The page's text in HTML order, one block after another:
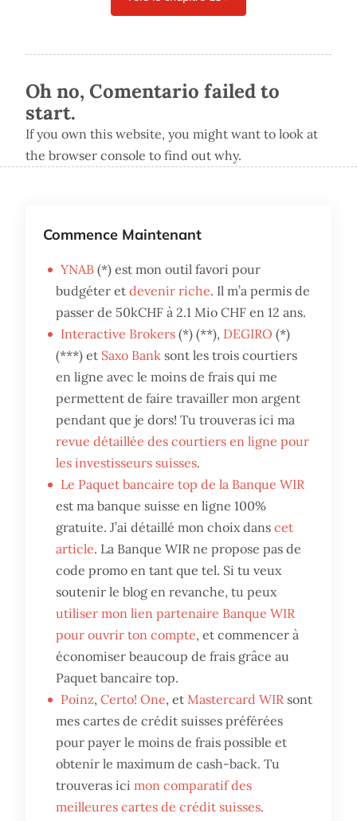
Oh no, Comentario failed to
start.
If you own this website, you might want to look at
the browser console to find out why.
Commence Maintenant
YNAB (*) est mon outil favori pour
budgéter etdevenir riche. Il m’a permis de
passer de 50kCHF à 2.1 Mio CHF en 12 ans.
Interactive Brokers (*) (**), DEGIRO (*)
(***) et Saxo Bank sont les trois courtiers
en ligne avec le moins de frais qui me
permettent de faire travailler mon argent
pendant que je dors! Tu trouveras ici ma
revue détaillée des courtiers en ligne pour
les investisseurs suisses.
Le Paquet bancaire top de la Banque WIR
est ma banque suisse en ligne 100%
gratuite. J’ai détaillé mon choix danscet
article. La Banque WIR ne propose pas de
code promo en tant que tel. Si tu veux
soutenir le blog en revanche, tu peux
utiliser mon lien partenaire Banque WIR
pour ouvrir ton compte, et commencer à
économiser beaucoup de frais grâce au
Paquet bancaire top.
Poinz,Certo! One, etMastercard WIR sont
mes cartes de crédit suisses préférées
pour payer le moins de frais possible et
obtenir le maximum de cash-back. Tu
trouveras icimon comparatif des
meilleures cartes de crédit suisses.